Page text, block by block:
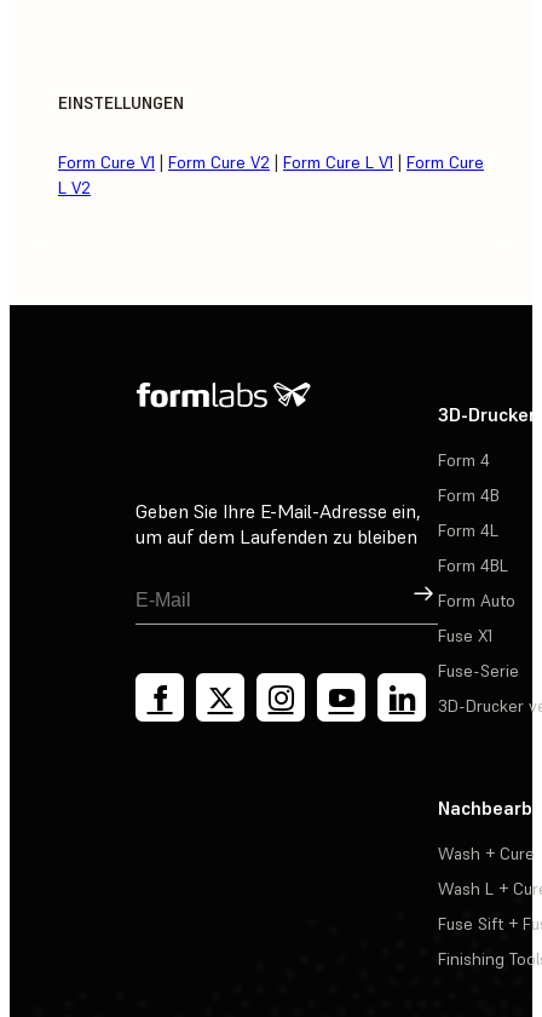
EINSTELLUNGEN
Form Cure V1 | Form Cure V2 | Form Cure L V1 | Form Cure
L V2
Geben Sie Ihre E-Mail-Adresse ein,
um auf dem Laufenden zu bleiben
Registrieren
3D-Drucker
Form 4
Form 4B
Form 4L
Form 4BL
Form Auto
Fuse X1
Fuse-Serie
3D-Drucker
Wash + Cure
Wash L +
Fuse Sift +
Finishing